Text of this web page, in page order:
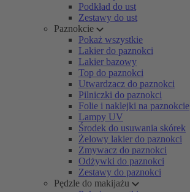
Podkład do ust
Zestawy do ust
Paznokcie
Pokaż wszystkie
Lakier do paznokci
Lakier bazowy
Top do paznokci
Utwardzacz do paznokci
Pilniczki do paznokci
Folie i naklejki na paznokcie
Lampy UV
Środek do usuwania skórek
Żelowy lakier do paznokci
Zmywacz do paznokci
Odżywki do paznokci
Zestawy do paznokci
Pędzle do makijażu